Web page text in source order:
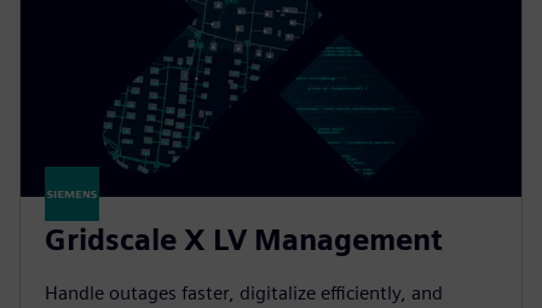
Gridscale X LV Management
Handle outages faster, digitalize efficiently, and